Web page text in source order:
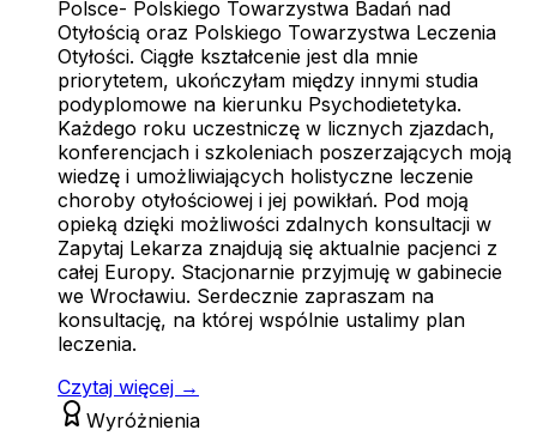
Polsce- Polskiego Towarzystwa Badań nad
Otyłością oraz Polskiego Towarzystwa Leczenia
Otyłości. Ciągłe kształcenie jest dla mnie
priorytetem, ukończyłam między innymi studia
podyplomowe na kierunku Psychodietetyka.
Każdego roku uczestniczę w licznych zjazdach,
konferencjach i szkoleniach poszerzających moją
wiedzę i umożliwiających holistyczne leczenie
choroby otyłościowej i jej powikłań. Pod moją
opieką dzięki możliwości zdalnych konsultacji w
Zapytaj Lekarza znajdują się aktualnie pacjenci z
całej Europy. Stacjonarnie przyjmuję w gabinecie
we Wrocławiu. Serdecznie zapraszam na
konsultację, na której wspólnie ustalimy plan
leczenia.
Czytaj więcej →
Wyróżnienia